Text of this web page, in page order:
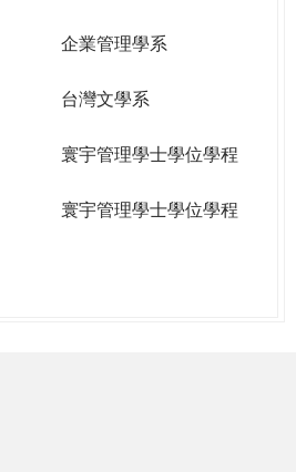
企業管理學系
台灣文學系
寰宇管理學士學位學程
寰宇管理學士學位學程